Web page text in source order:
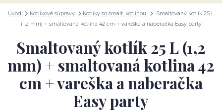
Úvod Kotlíkové súpravy Kotlíky so smalt. kotlinou
Smaltovaný kotlík 25 L
(1,2 mm) + smaltovaná kotlina 42 cm + vareška a naberačka Easy party
Smaltovaný kotlík 25 L (1,2
mm) + smaltovaná kotlina 42
cm + vareška a naberačka
Easy party